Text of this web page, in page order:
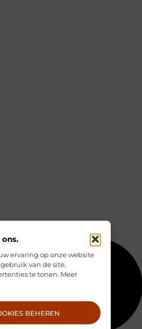
ervaring op onze website
van de site,
te tonen. Meer
BEHEREN